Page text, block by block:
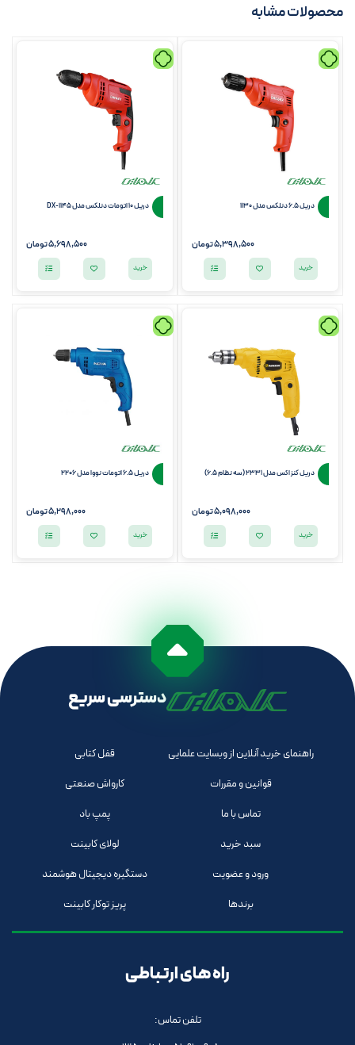
محصولات مشابه
دریل 6.5 دنلکس مدل 1130
5,398,500تومان
خرید
دریل 10 اتومات دنلکس مدل DX-1145
5,698,500تومان
خرید
دریل کنزاکس مدل 2331 (سه نظام 6.5)
5,098,000تومان
خرید
دریل 6.5 اتومات نووا مدل 2206
5,298,000تومان
خرید
دسترسی سریع
راهنمای خرید آنلاین از وبسایت علمایی
قوانین و مقررات
تماس با ما
سبد خرید
ورود و عضویت
برندها
قفل کتابی
کارواش صنعتی
پمپ باد
لولای کابینت
دستگیره دیجیتال هوشمند
پریز توکار کابینت
راه های ارتباطی
تلفن تماس: